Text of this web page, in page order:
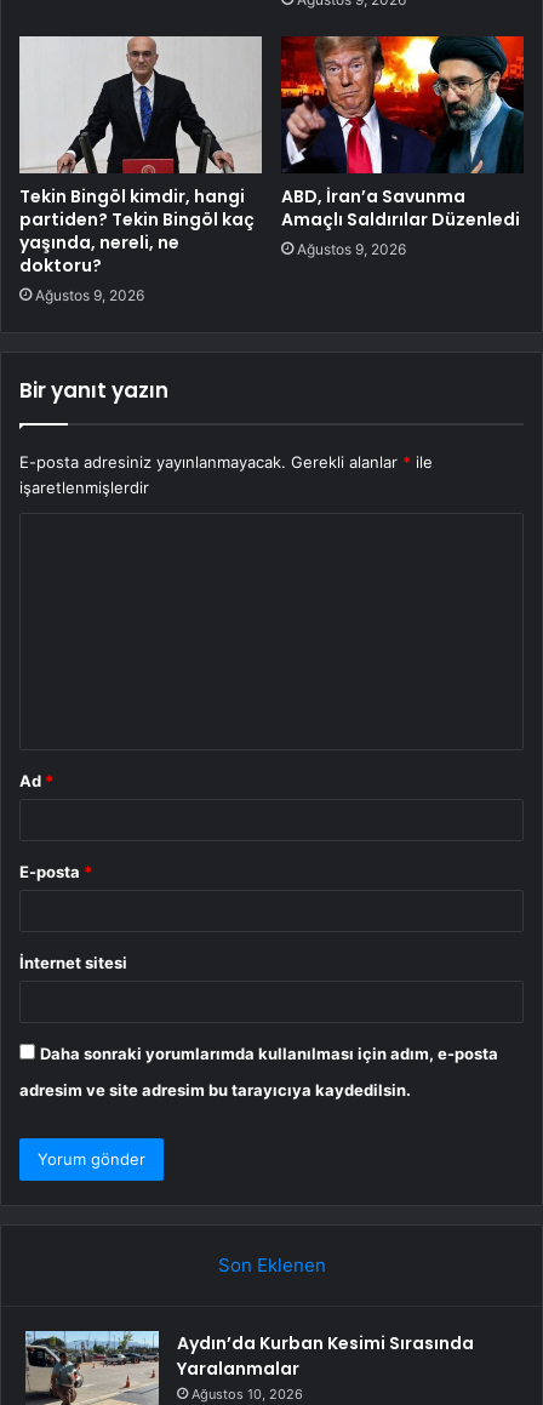
Tekin Bingöl kimdir, hangi
partiden? Tekin Bingöl kaç
yaşında, nereli, ne
doktoru?
Ağustos 9, 2026
ABD, İran’a Savunma
Amaçlı Saldırılar Düzenledi
Ağustos 9, 2026
Bir yanıt yazın
E-posta adresiniz yayınlanmayacak. Gerekli alanlar * ile
işaretlenmişlerdir
Ad *
E-posta *
İnternet sitesi
Daha sonraki yorumlarımda kullanılması için adım, e-posta
adresim ve site adresim bu tarayıcıya kaydedilsin.
Son Eklenen
Aydın’da Kurban Kesimi Sırasında
Yaralanmalar
Ağustos 10, 2026